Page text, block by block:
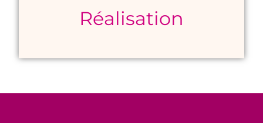
Réalisation